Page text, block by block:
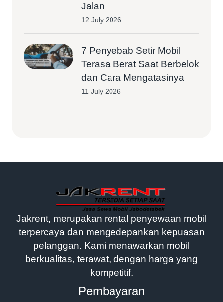
Jalan
12 July 2026
7 Penyebab Setir Mobil
Terasa Berat Saat Berbelok
dan Cara Mengatasinya
11 July 2026
Jakrent, merupakan rental penyewaan mobil
terpercaya dan mengedepankan kepuasan
pelanggan. Kami menawarkan mobil
berkualitas, terawat, dengan harga yang
kompetitif.
Pembayaran